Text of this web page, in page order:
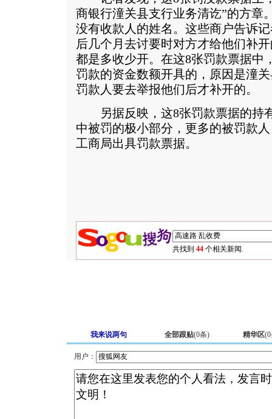
商银行潼关县支行业务清讫”的方章
没有收款人的姓名。这些商户告诉
后几个月去讨要时对方才给他们补
都是多收少开。在这8张罚款票据中
罚款的资金数额开具的，原因是潼
罚款人要去举报他们后才补开的。
另据反映，这8张罚款票据的持
中被罚的极小部分，更多的被罚款
工商局出具罚款票据。
共找到 44 个相关新闻.
我来说两句 全部跟贴(0条) 精华区(0
用户：